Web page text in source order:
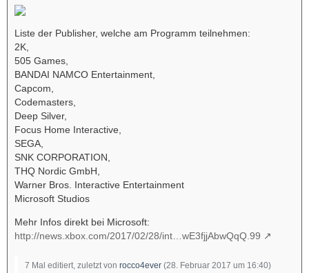
Liste der Publisher, welche am Programm teilnehmen:
2K,
505 Games,
BANDAI NAMCO Entertainment,
Capcom,
Codemasters,
Deep Silver,
Focus Home Interactive,
SEGA,
SNK CORPORATION,
THQ Nordic GmbH,
Warner Bros. Interactive Entertainment
Microsoft Studios
Mehr Infos direkt bei Microsoft:
http://news.xbox.com/2017/02/28/int…wE3fjjAbwQqQ.99
7 Mal editiert, zuletzt von rocco4ever (28. Februar 2017 um 16:40)